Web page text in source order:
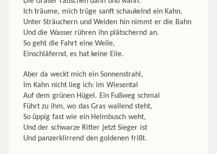
Ich träume, mich trüge sanft schaukelnd ein Kahn,
Unter Sträuchern und Weiden hin nimmt er die Bahn
Und die Wasser rühren ihn plätschernd an.
So geht die Fahrt eine Weile,
Einschläfernd, es hat keine Eile.
Aber da weckt mich ein Sonnenstrahl,
Im Kahn nicht lieg ich: im Wiesental
Auf dem grünen Hügel. Ein Fußweg schmal
Führt zu ihm, wo das Gras wallend steht,
So üppig fast wie ein Helmbusch weht,
Und der schwarze Ritter jetzt Sieger ist
Und panzerklirrend den goldenen frißt.